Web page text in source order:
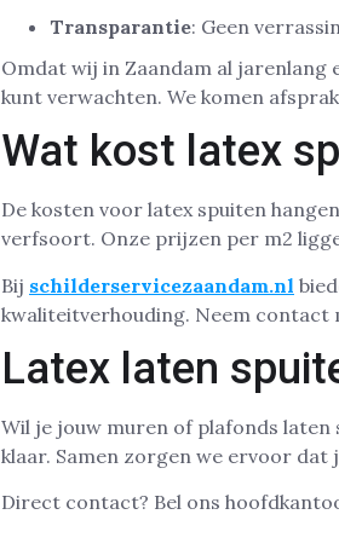
Transparantie: Geen
Omdat wij in Zaandam al
kunt verwachten. We komen
Wat kost latex
De kosten voor latex spuiten
verfsoort. Onze prijzen per m2
Bij schilderservicezaandam.nl
kwaliteitverhouding. Neem contact
Latex laten
Wil je jouw muren of plafonds laten
klaar. Samen zorgen we ervoor
Direct contact? Bel ons